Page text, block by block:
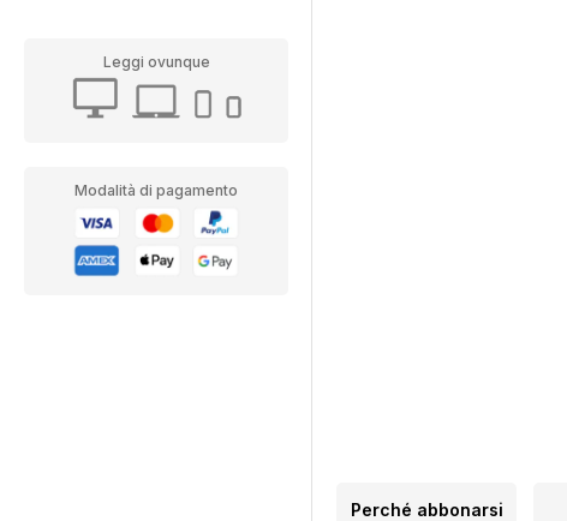
Leggi ovunque
Modalità di pagamento
Perché abbonarsi